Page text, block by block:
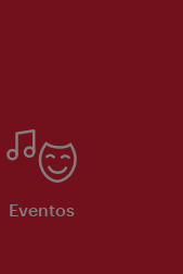
Eventos